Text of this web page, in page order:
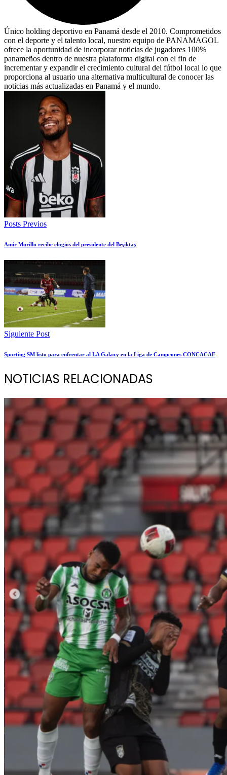
Único holding deportivo en Panamá desde el 2010. Comprometidos
con el deporte y el talento local, nuestro equipo de PANAMAGOL
ofrece la oportunidad de incorporar noticias de jugadores 100%
panameños dentro de nuestra plataforma digital con el fin de
incrementar y expandir el crecimiento cultural del fútbol local lo que
proporciona al usuario una alternativa multicultural de conocer las
noticias más actualizadas en Panamá y el mundo.
Posts Previos
Amir Murillo recibe elogios del presidente del Beşiktaş
Siguiente Post
Sporting SM listo para enfrentar al LA Galaxy en la Liga de Campeones CONCACAF
NOTICIAS RELACIONADAS